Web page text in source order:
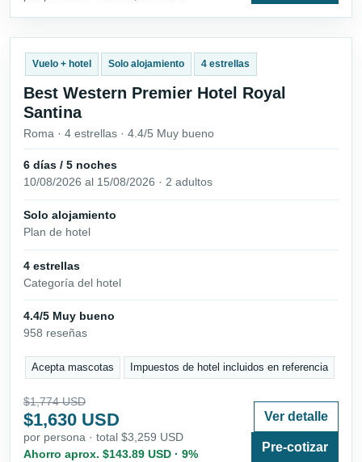
Vuelo + hotel Solo alojamiento 4 estrellas
Best Western Premier Hotel Royal
Santina
Roma · 4 estrellas · 4.4/5 Muy bueno
6 días / 5 noches
10/08/2026 al 15/08/2026 · 2 adultos
Solo alojamiento
Plan de hotel
4 estrellas
Categoría del hotel
4.4/5 Muy bueno
958 reseñas
Acepta mascotas Impuestos de hotel incluidos en referencia
$1,774 USD
$1,630 USD
por persona · total $3,259 USD
Ahorro aprox. $143.89 USD · 9%
Ver detalle
Pre-cotizar